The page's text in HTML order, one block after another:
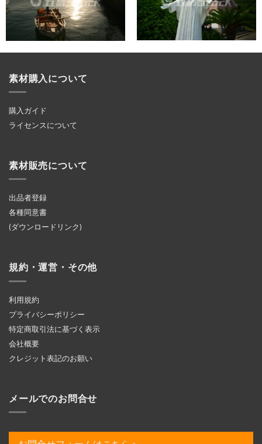
素材購入について
購入ガイド
ライセンスについて
素材販売について
出品者登録
各種同意書
(ダウンロードリンク)
規約・運営・その他
利用規約
プライバシーポリシー
特定商取引法に基づく表示
会社概要
クレジット表記のお願い
メールでのお問合せ